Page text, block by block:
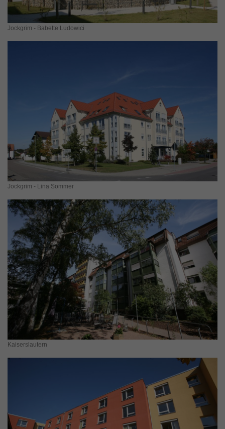
Jockgrim - Babette Ludowici
Jockgrim - Lina Sommer
Kaiserslautern